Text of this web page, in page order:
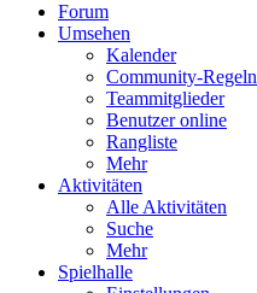
Forum
Umsehen
Kalender
Community-Regeln
Teammitglieder
Benutzer online
Rangliste
Mehr
Aktivitäten
Alle Aktivitäten
Suche
Mehr
Spielhalle